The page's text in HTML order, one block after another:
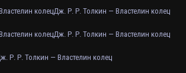
колецДж. Р. Р. Толкин — Властелин колец
колецДж. Р. Р. Толкин — Властелин колец
Р. Р. Толкин — Властелин колец